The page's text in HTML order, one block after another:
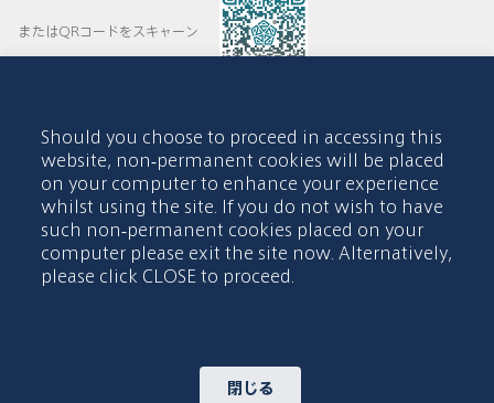
またはQRコードをスキャーン
© 2015-2026 Abdul Latif Jameel IPR Company Limited. Permission
to use this site is granted strictly subject to the Terms of Use. The
Abdul Latif Jameel name and the Abdul Latif Jameel logotype and
pentagon-shaped graphics are trademarks or registered trademarks
of Abdul Latif Jameel IPR Company Limited.
利用規約 アクセシビリティポリシー
Should you choose to proceed in accessing this
website, non-permanent cookies will be placed
on your computer to enhance your experience
whilst using the site. If you do not wish to have
such non-permanent cookies placed on your
computer please exit the site now. Alternatively,
please click CLOSE to proceed.
閉じる